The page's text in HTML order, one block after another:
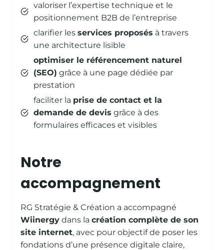
valoriser l’expertise technique et le
positionnement B2B de l’entreprise
clarifier les services proposés à travers
une architecture lisible
optimiser le référencement naturel
(SEO) grâce à une page dédiée par
prestation
faciliter la prise de contact et la
demande de devis grâce à des
formulaires efficaces et visibles
Notre
accompagnement
RG Stratégie & Création a accompagné
Wiinergy dans la création complète de son
site internet, avec pour objectif de poser les
fondations d’une présence digitale claire,